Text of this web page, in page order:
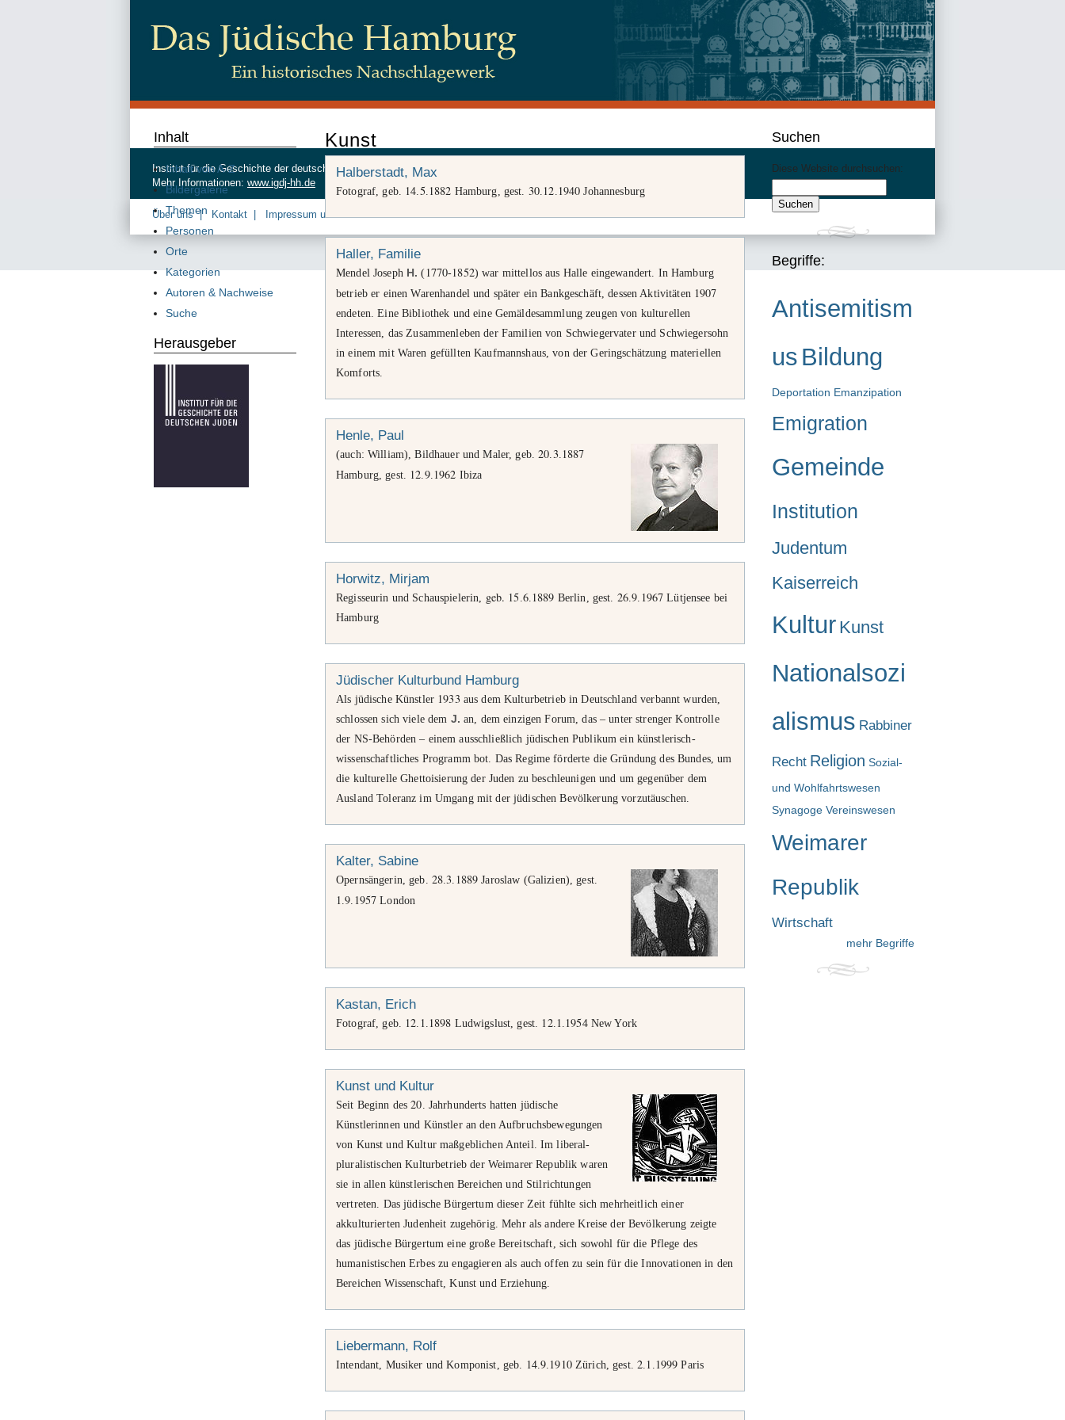
Kunst
Halberstadt, Max
Fotograf, geb. 14 5. 1882 Hamburg, gest. 30 12 1940 Johannesburg
Haller, Familie
Mendel Joseph H. (1770-1852) war mittellos aus Halle eingewandert. In Hamburg
betrieb er einen Warenhandel und später ein Bankgeschäft, dessen Aktivitäten 1907
endeten. Eine Bibliothek und eine Gemäldesammlung zeugen von kulturellen
Interessen, das Zusammenleben der Familien von Schwiegervater und Schwiegersohn
in einem mit Waren gefüllten Kaufmannshaus, von der Geringschätzung materiellen
Komforts.
Henle, Paul
(auch: William), Bildhauer und Maler, geb.20 3. 1887
Hamburg, gest. 12 9. 1962 Ibiza
Horwitz, Mirjam
Regisseurin und Schauspielerin, geb. 15 6. 1889 Berlin, gest. 26 .9 1967 Lütjensee bei
Hamburg
Jüdischer Kulturbund Hamburg
Als jüdische Künstler 1933aus dem Kulturbetrieb in Deutschland verbannt wurden,
schlossen sich viele dem J. an, dem einzigen Forum, das – unter strenger Kontrolle
der NS-Behörden – einem ausschließlich jüdischen Publikum ein künstlerisch-
wissenschaftliches Programm bot. Das Regime förderte die Gründung des Bundes, um
die kulturelle Ghettoisierung der Juden zu beschleunigen und um gegenüber dem
Ausland Toleranz im Umgang mit der jüdischen Bevölkerung vorzutäuschen.
Kalter, Sabine
Opernsängerin, geb. 28 3 1889 Jaroslaw (Galizien), gest.
1 .9 1957 London
Kastan, Erich
Fotograf, geb. 12 1 1898 Ludwigslust, gest. 12. 1 1954New York
Kunst und Kultur
Seit Beginn des20 . Jahrhunderts hatten jüdische
Künstlerinnen und Künstler an den Aufbruchsbewegungen
von Kunst und Kultur maßgeblichen Anteil. Im liberal-
pluralistischen Kulturbetrieb der Weimarer Republik waren
sie in allen künstlerischen Bereichen und Stilrichtungen
vertreten. Das jüdische Bürgertum dieser Zeit fühlte sich mehrheitlich einer
akkulturierten Judenheit zugehörig. Mehr als andere Kreise der Bevölkerung zeigte
das jüdische Bürgertum eine große Bereitschaft, sich sowohl für die Pflege des
humanistischen Erbes zu engagieren als auch offen zu sein für die Innovationen in den
Bereichen Wissenschaft, Kunst und Erziehung.
Liebermann, Rolf
Intendant, Musiker und Komponist, geb. 14.9 1910Zürich, gest.2 1 1999 Paris
Inhalt
Inhalt von A-Z
Bildergalerie
Themen
Personen
Orte
Kategorien
Autoren & Nachweise
Suche
Herausgeber
Suchen
Diese Website durchsuchen:
Begriffe:
Antisemitism
us Bildung
Deportation Emanzipation
Emigration
Gemeinde
Institution
Judentum
Kaiserreich
Kultur Kunst
Nationalsozi
alismus Rabbiner
Recht Religion Sozial-
und Wohlfahrtswesen
Synagoge Vereinswesen
Weimarer
Republik
Wirtschaft
mehr Begriffe
Institut für die Geschichte der deutschen Juden, Beim Schlump 83, 20144 Hamburg
Mehr Informationen: www.igdj-hh.de
Über uns Kontakt Impressum und Datenschutz